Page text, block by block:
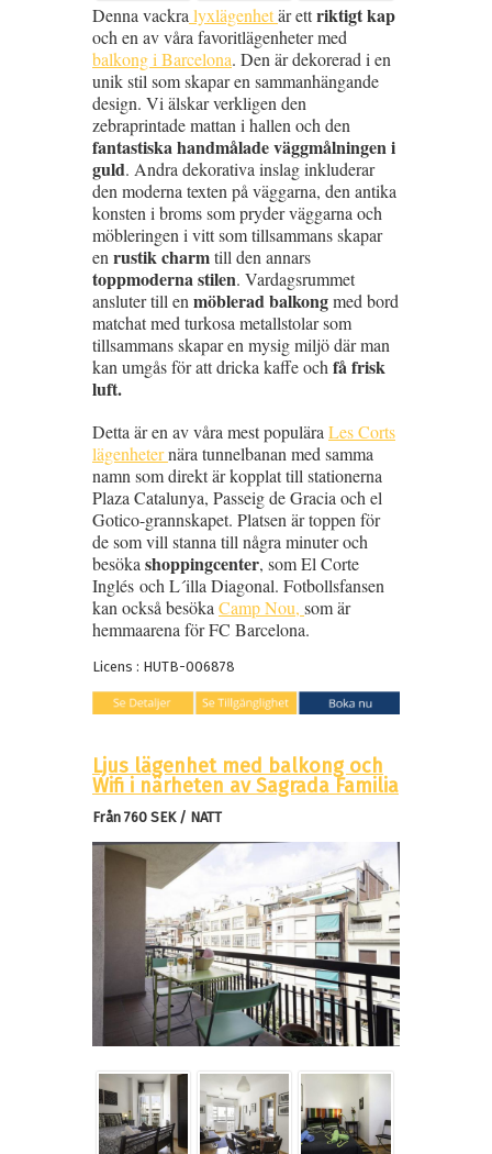
Denna vackra lyxlägenhetär ettriktigt kap
och en av våra favoritlägenheter med
balkong i Barcelona. Den är dekorerad i en
unik stil som skapar en sammanhängande
design. Vi älskar verkligen den
zebraprintade mattan i hallen och den
fantastiska handmålade väggmålningen i
guld. Andra dekorativa inslag inkluderar
den moderna texten på väggarna, den antika
konsten i broms som pryder väggarna och
möbleringen i vitt som tillsammans skapar
en rustik charmtill den annars
toppmoderna stilen. Vardagsrummet
ansluter till en möblerad balkongmed bord
matchat med turkosa metallstolar som
tillsammans skapar en mysig miljö där man
kan umgås för att dricka kaffe och få frisk
luft.
Detta är en av våra mest populära Les Corts
lägenheternära tunnelbanan med samma
namn som direkt är kopplat till stationerna
Plaza Catalunya, Passeig de Gracia och el
Gotico-grannskapet. Platsen är toppen för
de som vill stanna till några minuter och
besöka shoppingcenter, som El Corte
Inglés och L´illa Diagonal. Fotbollsfansen
kan också besöka Camp Nou, som är
hemmaarena för FC Barcelona.
Licens : HUTB-006878
Ljus lägenhet med balkong och
Wifi i närheten av Sagrada Familia
Från 760 SEK / NATT